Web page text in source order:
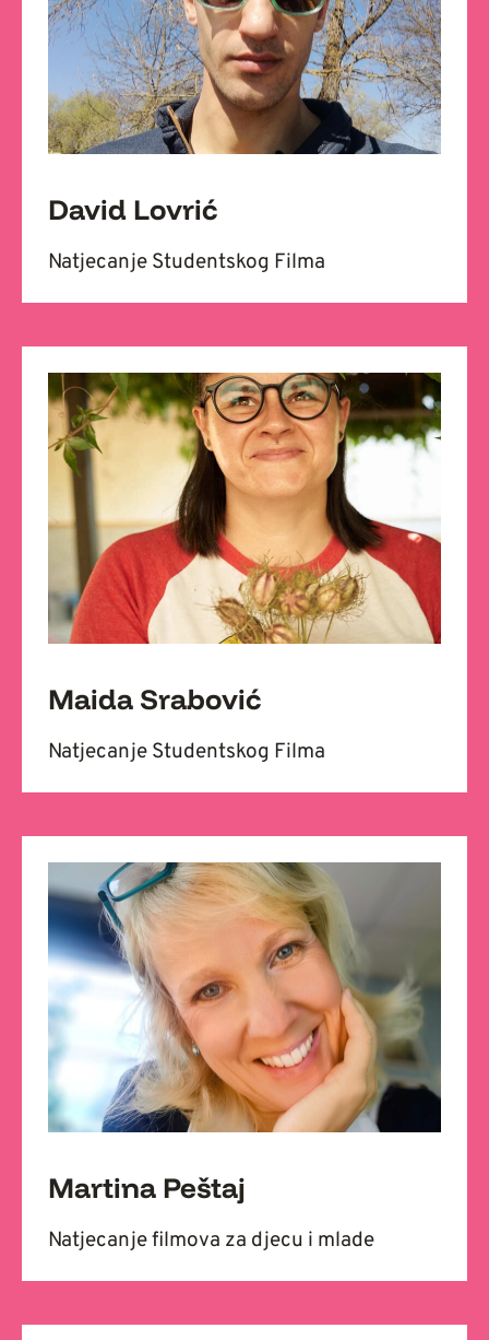
David Lovrić
Natjecanje Studentskog Filma
Maida Srabović
Natjecanje Studentskog Filma
Martina Peštaj
Natjecanje filmova za djecu i mlade